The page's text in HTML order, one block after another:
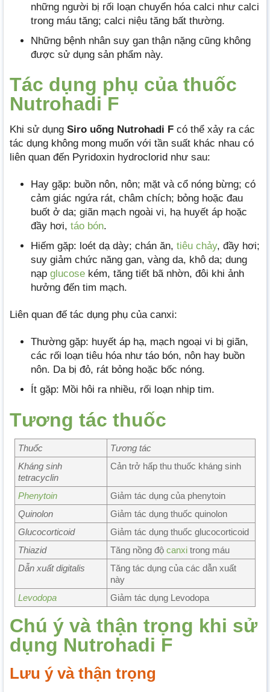
những người bị rối loạn chuyển hóa calci như calci
trong máu tăng; calci niệu tăng bất thường.
Những bệnh nhân suy gan thận nặng cũng không
được sử dụng sản phẩm này.
Tác dụng phụ của thuốc
Nutrohadi F
Khi sử dụng Siro uống Nutrohadi F có thể xảy ra các
tác dụng không mong muốn với tần suất khác nhau có
liên quan đến Pyridoxin hydroclorid như sau:
Hay gặp: buồn nôn, nôn; mặt và cổ nóng bừng; có
cảm giác ngứa rát, châm chích; bỏng hoặc đau
buốt ở da; giãn mạch ngoài vi, hạ huyết áp hoặc
đầy hơi, táo bón.
Hiếm gặp: loét dạ dày; chán ăn, tiêu chảy, đầy hơi;
suy giảm chức năng gan, vàng da, khô da; dung
nạp glucose kém, tăng tiết bã nhờn, đôi khi ảnh
hưởng đến tim mạch.
Liên quan đế tác dụng phụ của canxi:
Thường gặp: huyết áp hạ, mạch ngoại vi bị giãn,
các rối loạn tiêu hóa như táo bón, nôn hay buồn
nôn. Da bị đỏ, rát bỏng hoặc bốc nóng.
Ít gặp: Mồi hôi ra nhiều, rối loạn nhịp tim.
Tương tác thuốc
Thuốc
Tương tác
Kháng sinh
tetracyclin
Cản trở hấp thu thuốc kháng sinh
Phenytoin
Giảm tác dụng của phenytoin
Quinolon
Giảm tác dụng thuốc quinolon
Glucocorticoid
Giảm tác dụng thuốc glucocorticoid
Thiazid
Tăng nồng độ canxi trong máu
Dẫn xuất digitalis
Tăng tác dụng của các dẫn xuất
này
Levodopa
Giảm tác dụng Levodopa
Chú ý và thận trọng khi sử
dụng Nutrohadi F
Lưu ý và thận trọng